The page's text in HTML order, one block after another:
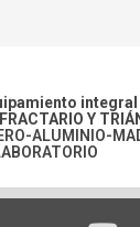
integral
Y
ALUMINIO-